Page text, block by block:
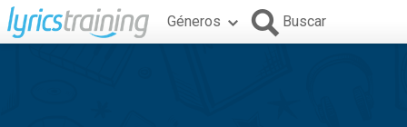
Géneros Buscar